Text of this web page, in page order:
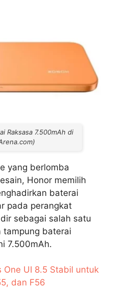
Raksasa 7.500mAh di
yang berlomba
Honor memilih
baterai
pada perangkat
sebagai salah satu
tampung baterai
7.500mAh.
One UI 8.5 Stabil untuk
dan F56